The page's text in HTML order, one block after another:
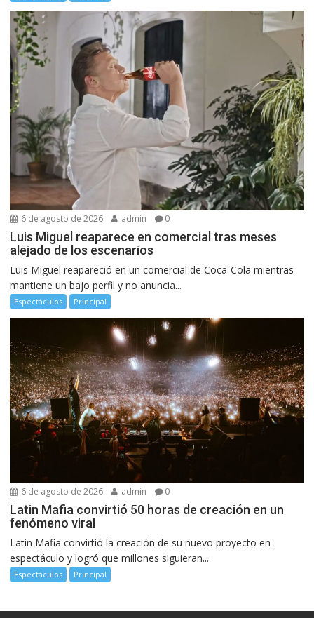
6 de agosto de 2026 admin 0
Luis Miguel reaparece en comercial tras meses
alejado de los escenarios
Luis Miguel reapareció en un comercial de Coca-Cola mientras
mantiene un bajo perfil y no anuncia...
Espectáculos Principal
6 de agosto de 2026 admin 0
Latin Mafia convirtió 50 horas de creación en un
fenómeno viral
Latin Mafia convirtió la creación de su nuevo proyecto en
espectáculo y logró que millones siguieran...
Espectáculos Principal